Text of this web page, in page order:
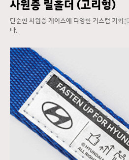
사원증 릴홀더 (고리형)
단순한 사원증 케이스에 다양한 커스텀 기회
다.